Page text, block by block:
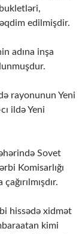
edilmişdir.
adına inşa
rayonunun Yeni
ildə Yeni
Sovet
Komisarlığı
hissədə xidmət
kimi